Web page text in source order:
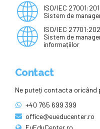
ISO/IEC
Sistem de
ISO/IEC
Sistem de
informațiilor
Contact
Ne puteți contacta oricând
+40 765 699 399
office@eueducenter.ro